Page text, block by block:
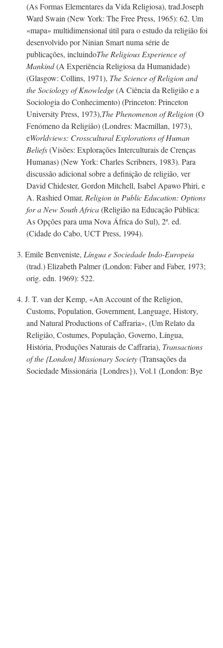
(As Formas Elementares da Vida Religiosa), trad.Joseph
Ward Swain (New York: The Free Press, 1965): 62. Um
«mapa» multidimensional útil para o estudo da religião foi
desenvolvido por Ninian Smart numa série de
publicações, incluindoThe Religious Experience of
Mankind(A Experiência Religiosa da Humanidade)
(Glasgow: Collins, 1971), The Science of Religion and
the Sociology of Knowledge(A Ciência da Religião e a
Sociologia do Conhecimento) (Princeton: Princeton
University Press, 1973),The Phenomenon of Religion(O
Fenómeno da Religião) (Londres: Macmillan, 1973),
eWorldviews: Crosscultural Explorations of Human
Beliefs(Visões: Explorações Interculturais de Crenças
Humanas) (New York: Charles Scribners, 1983). Para
discussão adicional sobre a definição de religião, ver
David Chidester, Gordon Mitchell, Isabel Apawo Phiri, e
A. Rashied Omar, Religion in Public Education: Options
for a New South Africa(Religião na Educação Pública:
As Opções para uma Nova África do Sul), 2ª. ed.
(Cidade do Cabo, UCT Press, 1994).
3. Emile Benveniste, Língua e Sociedade Indo-Europeia
(trad.) Elizabeth Palmer (London: Faber and Faber, 1973;
orig. edn. 1969): 522.
4. J. T. van der Kemp, «An Account of the Religion,
Customs, Population, Government, Language, History,
and Natural Productions of Caffraria», (Um Relato da
Religião, Costumes, População, Governo, Língua,
História, Produções Naturais de Caffraria), Transactions
of the {London} Missionary Society(Transações da
Sociedade Missionária {Londres}), Vol.1 (London: Bye